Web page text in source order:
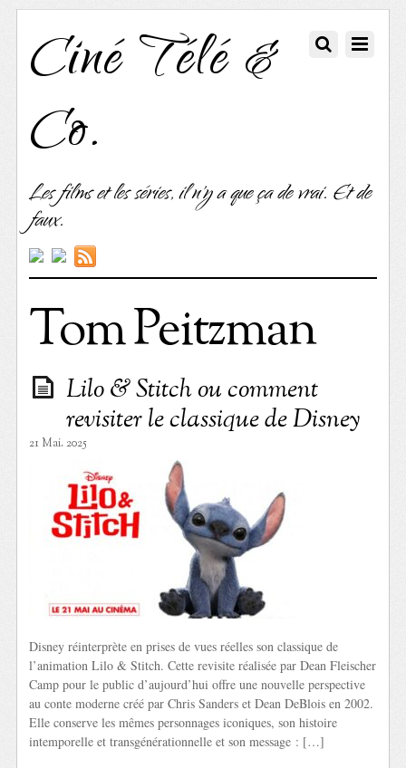
Ciné Télé &
Co.
Les films et les séries, il n'y a que ça de vrai. Et de
faux.
Tom Peitzman
Lilo & Stitch ou comment
revisiter le classique de Disney
21 Mai. 2025
Disney réinterprète en prises de vues réelles son classique de
l’animation Lilo & Stitch. Cette revisite réalisée par Dean Fleischer
Camp pour le public d’aujourd’hui offre une nouvelle perspective
au conte moderne créé par Chris Sanders et Dean DeBlois en 2002.
Elle conserve les mêmes personnages iconiques, son histoire
intemporelle et transgénérationnelle et son message : […]